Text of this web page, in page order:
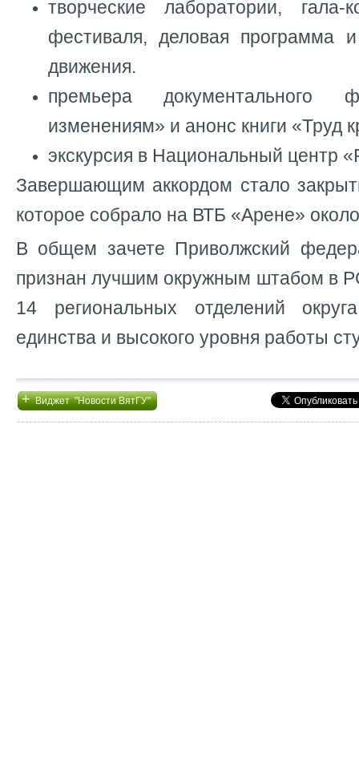
творческие лаборатории, гала-
фестиваля, деловая программа
движения.
премьера
изменениям» и анонс книги «Труд
экскурсия в Национальный центр
Завершающим аккордом стало
которое собрало на ВТБ «Арене»
В общем зачете Приволжский
признан лучшим окружным штабом в
14 региональных отделений
единства и высокого уровня работы
+Виджет "Новости ВятГУ"